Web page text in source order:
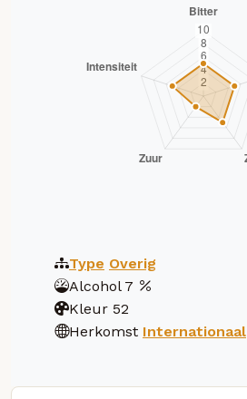
Type Overig
Alcohol 7
Kleur 52
Herkomst Internationaal